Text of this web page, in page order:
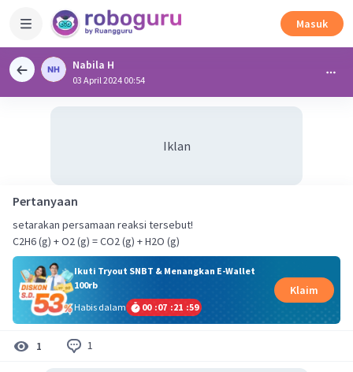
Masuk
Nabila H
03 April 2024 00:54
Iklan
Pertanyaan
setarakan persamaan reaksi tersebut!
C2H6 (g) + O2 (g) = CO2 (g) + H2O (g)
Ikuti Tryout SNBT & Menangkan E-Wallet
100rb
Habis dalam
00 :07 :21 :59
Klaim
1 1